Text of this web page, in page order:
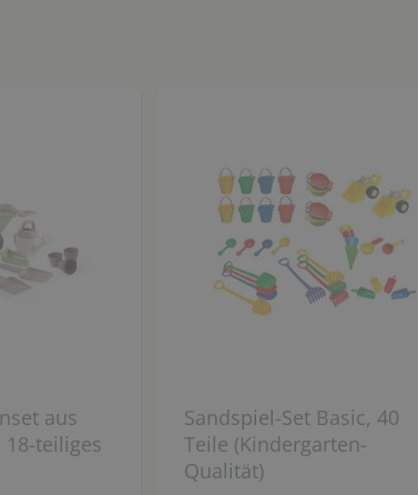
aus
teiliges
Sandspiel-Set Basic, 40
Teile (Kindergarten-
Qualität)